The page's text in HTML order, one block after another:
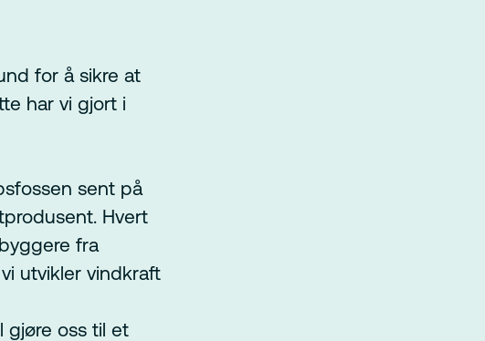
for å sikre at
har vi gjort i
sent på
Hvert
fra
utvikler vindkraft
gjøre oss til et